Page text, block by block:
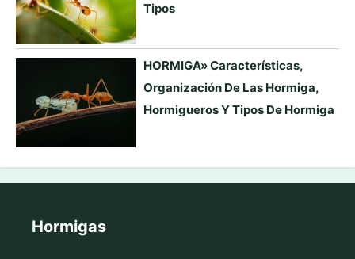
Tipos
HORMIGA» Características,
Organización De Las Hormiga,
Hormigueros Y Tipos De Hormiga
Hormigas